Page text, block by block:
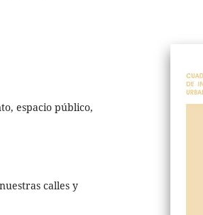
espacio público,
calles y